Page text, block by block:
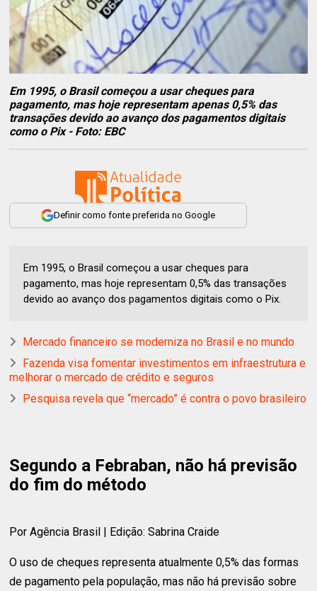
Em 1995, o Brasil começou a usar cheques para
pagamento, mas hoje representam apenas 0,5% das
transações devido ao avanço dos pagamentos digitais
como o Pix - Foto: EBC
Definir como fonte preferida no Google
Em 1995, o Brasil começou a usar cheques para
pagamento, mas hoje representam 0,5% das transações
devido ao avanço dos pagamentos digitais como o Pix.
Mercado financeiro se moderniza no Brasil e no mundo
Fazenda visa fomentar investimentos em infraestrutura e
melhorar o mercado de crédito e seguros
Pesquisa revela que “mercado” é contra o povo brasileiro
Segundo a Febraban, não há previsão
do fim do método
Por Agência Brasil | Edição: Sabrina Craide
O uso de cheques representa atualmente 0,5% das formas
de pagamento pela população, mas não há previsão sobre